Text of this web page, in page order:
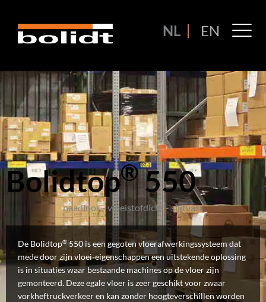
inhoud
NL EN
Bolidtop®550
naadloos - vloeistofdicht - slijtvast
De Bolidtop®550 is een gegoten vloerafwerkingssysteem dat
mede door zijn vloei-eigenschappen een uitstekende oplossing
is in situaties waar bestaande machines op de vloer zijn
gemonteerd. Deze egale vloer is zeer geschikt voor zwaar
vorkheftruckverkeer en kan zonder hoogteverschillen worden